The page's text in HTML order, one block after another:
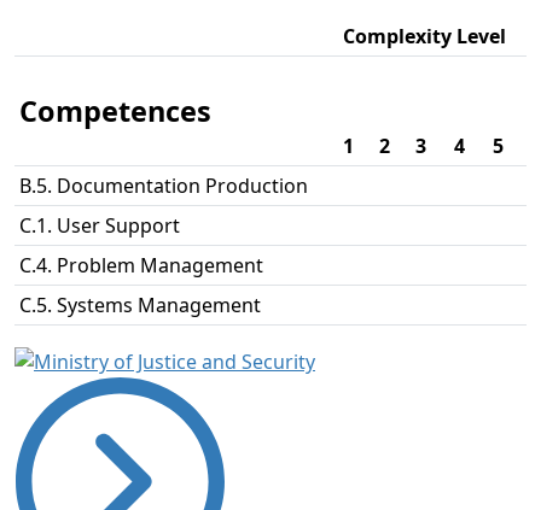
Complexity Level
Competences
1 2 3 4
5
B.5. Documentation Production
C.1. User Support
C.4. Problem Management
C.5. Systems Management